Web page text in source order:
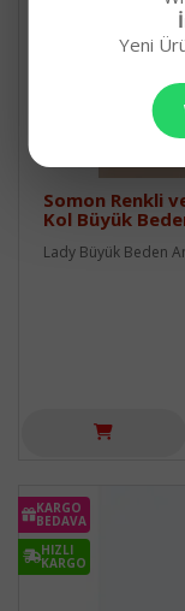
Somon Renkli
Kol Büyük
Lady Büyük Beden
KARGO
BEDAVA
HIZLI
KARGO
Yeni